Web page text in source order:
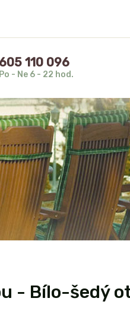
605 110 096
Po - Ne 6 - 22 hod.
- Bílo-šedý